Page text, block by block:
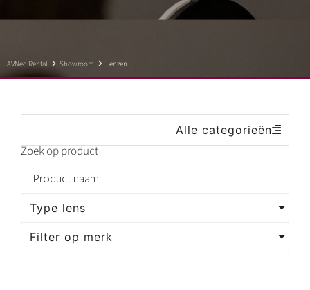
AVNed Rental Showroom Lenzen
Alle categorieën
Zoek op product
Type lens
Filter op merk